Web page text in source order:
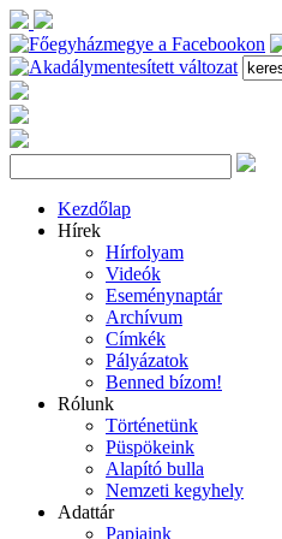
Kezdőlap
Hírek
Hírfolyam
Videók
Eseménynaptár
Archívum
Címkék
Pályázatok
Benned bízom!
Rólunk
Történetünk
Püspökeink
Alapító bulla
Nemzeti kegyhely
Adattár
Papjaink